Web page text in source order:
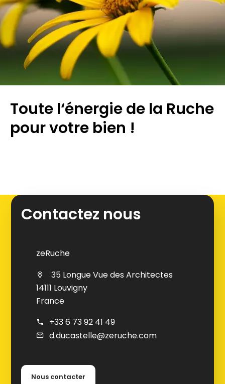
Toute l‘énergie de la Ruche
pour votre bien !
+
Contactez nous
zeRuche
35 Longue Vue des Architectes
14111 Louvigny
France
+33 6 73 92 41 49
d.ducastelle@zeruche.com
Nous contacter